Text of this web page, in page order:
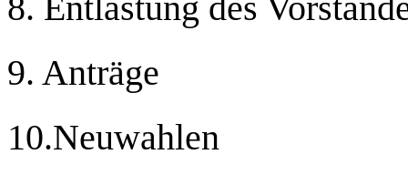
9. Anträge
10.Neuwahlen